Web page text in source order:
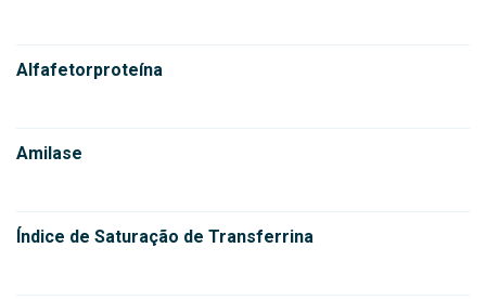
Alfafetorproteína
Amilase
Índice de Saturação de Transferrina